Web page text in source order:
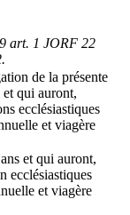
art. 1 JORF 22
de la présente
et qui auront,
ecclésiastiques
et viagère
et qui auront,
ecclésiastiques
et viagère